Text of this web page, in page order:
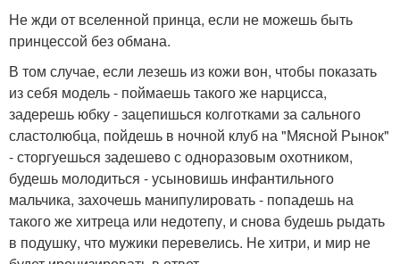
Не жди от вселенной принца, если не можешь быть
принцессой без обмана.
В том случае, если лезешь из кожи вон, чтобы показать
из себя модель - поймаешь такого же нарцисса,
задерешь юбку - зацепишься колготками за сального
сластолюбца, пойдешь в ночной клуб на "Мясной Рынок"
- сторгуешься задешево с одноразовым охотником,
будешь молодиться - усыновишь инфантильного
мальчика, захочешь манипулировать - попадешь на
такого же хитреца или недотепу, и снова будешь рыдать
в подушку, что мужики перевелись. Не хитри, и мир не